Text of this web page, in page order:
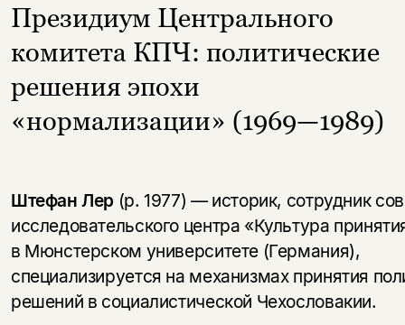
Президиум Центрального
комитета КПЧ: политические
решения эпохи
«нормализации» (1969—1989)
Штефан Лер (р. 1977) — историк, сотрудник
исследовательского центра «Культура
в Мюнстерском университете (Германия),
специализируется на механизмах принятия
решений в социалистической Чехословакии.